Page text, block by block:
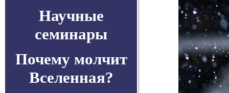
Научные
семинары
Почему молчит
Вселенная?